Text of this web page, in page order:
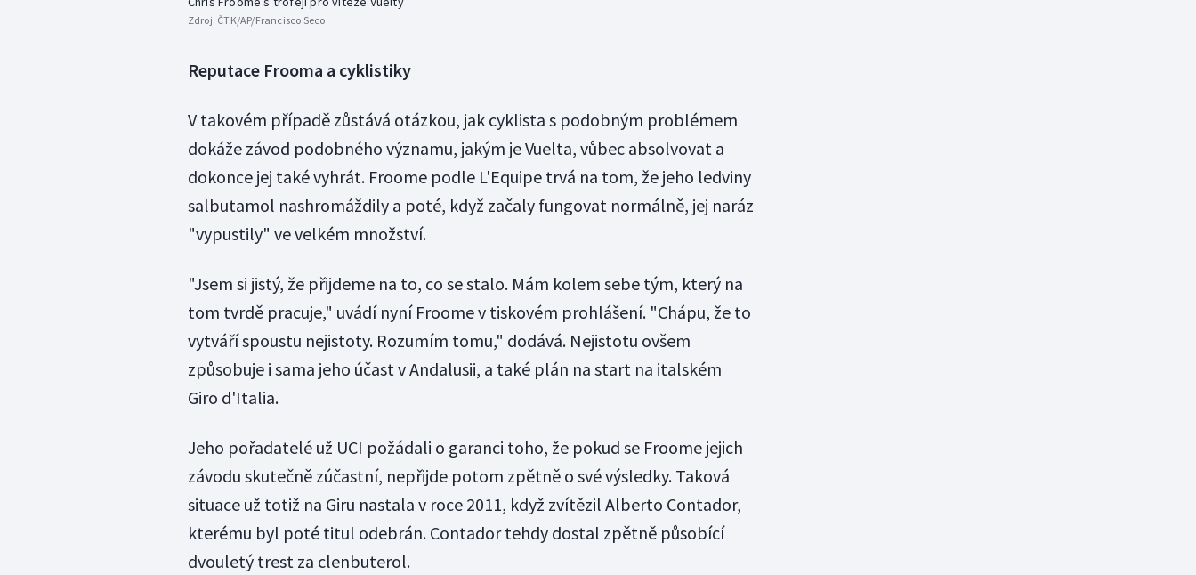
Zdroj: ČTK/AP/Francisco Seco
Reputace Frooma a cyklistiky
V takovém případě zůstává otázkou, jak cyklista s podobným problémem
dokáže závod podobného významu, jakým je Vuelta, vůbec absolvovat a
dokonce jej také vyhrát. Froome podle L'Equipe trvá na tom, že jeho ledviny
salbutamol nashromáždily a poté, když začaly fungovat normálně, jej naráz
"vypustily" ve velkém množství.
"Jsem si jistý, že přijdeme na to, co se stalo. Mám kolem sebe tým, který na
tom tvrdě pracuje," uvádí nyní Froome v tiskovém prohlášení. "Chápu, že to
vytváří spoustu nejistoty. Rozumím tomu," dodává. Nejistotu ovšem
způsobuje i sama jeho účast v Andalusii, a také plán na start na italském
Giro d'Italia.
Jeho pořadatelé už UCI požádali o garanci toho, že pokud se Froome jejich
závodu skutečně zúčastní, nepřijde potom zpětně o své výsledky. Taková
situace už totiž na Giru nastala v roce 2011, když zvítězil Alberto Contador,
kterému byl poté titul odebrán. Contador tehdy dostal zpětně působící
dvouletý trest za clenbuterol.